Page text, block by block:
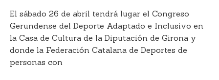
El sábado 26 de abril tendrá lugar el Congreso
Gerundense del Deporte Adaptado e Inclusivo en
la Casa de Cultura de la Diputación de Girona y
donde la Federación Catalana de Deportes de
personas con